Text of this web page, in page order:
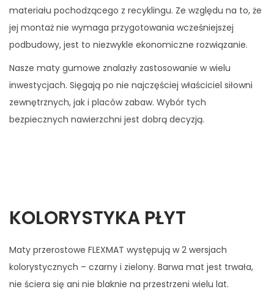
materiału pochodzącego z recyklingu. Ze względu na to, że
jej montaż nie wymaga przygotowania wcześniejszej
podbudowy, jest to niezwykle ekonomiczne rozwiązanie.
Nasze maty gumowe znalazły zastosowanie w wielu
inwestycjach. Sięgają po nie najczęściej właściciel siłowni
zewnętrznych, jak i placów zabaw. Wybór tych
bezpiecznych nawierzchni jest dobrą decyzją.
KOLORYSTYKA PŁYT
Maty przerostowe FLEXMAT występują w 2 wersjach
kolorystycznych – czarny i zielony. Barwa mat jest trwała,
nie ściera się ani nie blaknie na przestrzeni wielu lat.